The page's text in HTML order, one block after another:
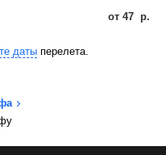
от 47 р.
даты перелета.